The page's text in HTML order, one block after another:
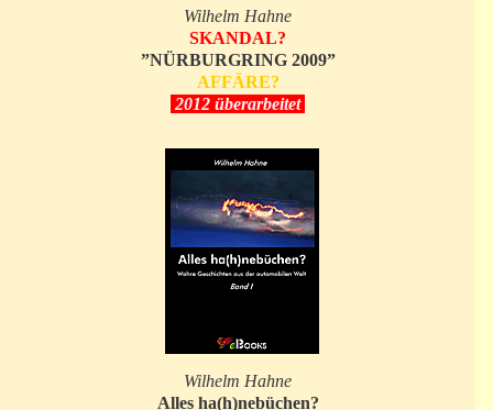
Wilhelm Hahne
SKANDAL?
”NÜRBURGRING 2009”
AFFÄRE?
2012 überarbeitet
Wilhelm Hahne
Alles ha(h)nebüchen?